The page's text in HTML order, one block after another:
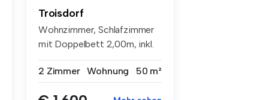
Troisdorf
Wohnzimmer, Schlafzimmer
mit Doppelbett 2,00m, inkl.
2 Zimmer
Wohnung 50 m²